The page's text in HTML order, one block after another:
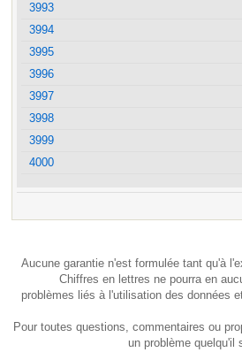
3993
3994
3995
3996
3997
3998
3999
4000
Aucune garantie n'est formulée tant qu'à
Chiffres en lettres ne pourra en
problèmes liés à l'utilisation des données
Pour toutes questions, commentaires ou
un problème quelqu'il